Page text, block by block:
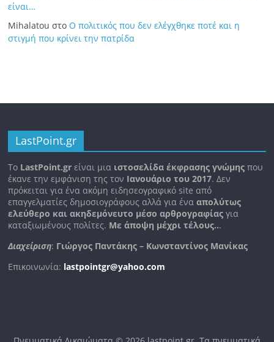
είναι…
Mihalatou στοΟ πολιτικός που δεν ελέγχθηκε ποτέ και η
στιγμή που κρίνει την πατρίδα
LastPoint.gr
To LastPoint.gr είναι μια ιστοσελίδα έκφρασης γνώμης που
έκανε την εμφάνιση της τον Ιανουάριο του 2017. Δεν
πρόκειται για ένα ακόμη ειδησεογραφικό site από
επαγγελματίες δημοσιογράφους αλλά για ένααπολύτως
ελεύθερο και ακηδεμόνευτο μέσο αρθρογραφίας για
καταξιωμένους πολίτες. Με άποψη μέχρι τέλους...
Διαχείριση: Γιώργος Παντάκης – Κωνσταντίνος Μανίκας
Επικοινωνία: lastpointgr@yahoo.com